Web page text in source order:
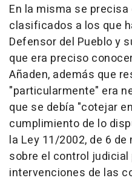
En la misma se
clasificados a los que
Defensor del Pueblo y
que era preciso
Añaden, además que
"particularmente" era
que se debía "cotejar
cumplimiento de lo
la Ley 11/2002, de 6 de
sobre el control judicial
intervenciones de las